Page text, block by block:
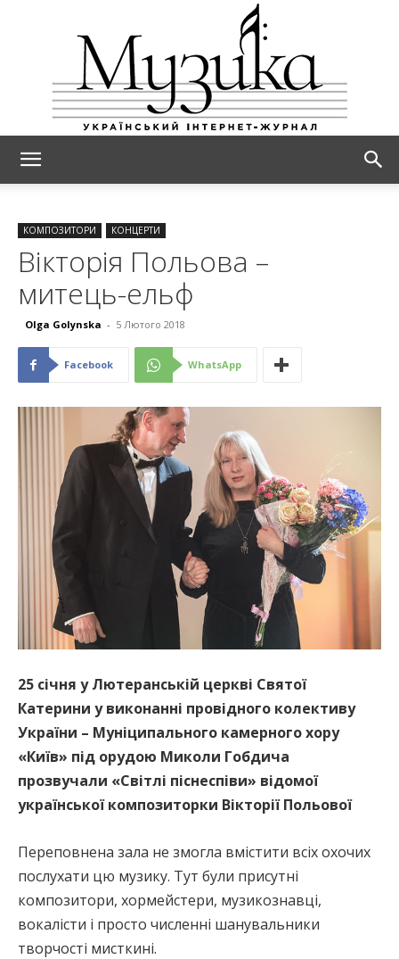
КОМПОЗИТОРИ КОНЦЕРТИ
Вікторія Польова –
митець-ельф
Olga Golynska - 5 Лютого 2018
Facebook WhatsApp
25 січня у Лютеранській церкві Святої
Катерини у виконанні провідного колективу
України – Муніципального камерного хору
«Київ» під орудою Миколи Гобдича
прозвучали «Світлі піснеспіви» відомої
української композиторки Вікторії Польової
Переповнена зала не змогла вмістити всіх охочих
послухати цю музику. Тут були присутні
композитори, хормейстери, музикознавці,
вокалісти і просто численні шанувальники
творчості мисткині.